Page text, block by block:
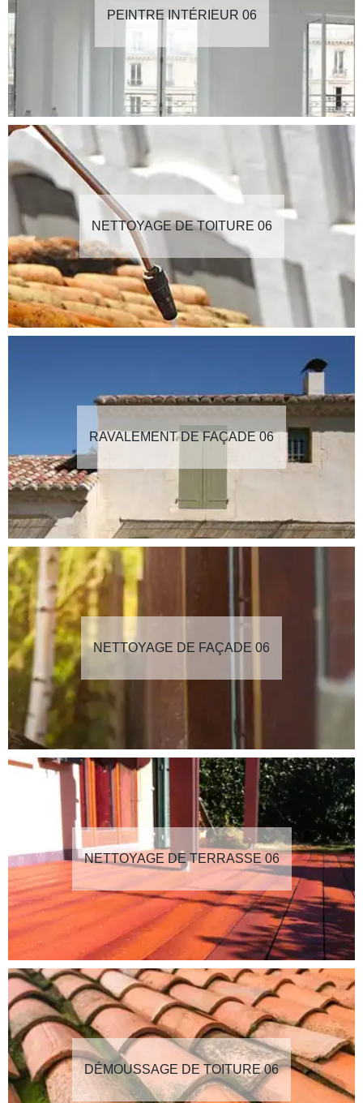
PEINTRE INTÉRIEUR 06
NETTOYAGE DE TOITURE 06
RAVALEMENT DE FAÇADE 06
NETTOYAGE DE FAÇADE 06
NETTOYAGE DE TERRASSE 06
DÉMOUSSAGE DE TOITURE 06